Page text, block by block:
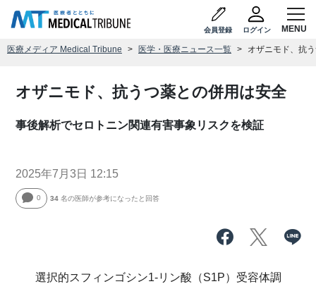
会員登録 ログイン
医療メディア Medical Tribune 医学・医療ニュース一覧 オザニモド、抗
オザニモド、抗うつ薬との併用は安全
事後解析でセロトニン関連有害事象リスクを検証
2025年7月3日 12:15
0 34 名の医師が参考になったと回答
選択的スフィンゴシン1-リン酸（S1P）受容体調